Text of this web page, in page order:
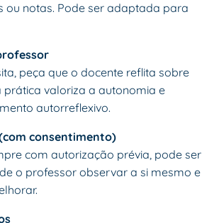
ou notas. Pode ser adaptada para
peça que o docente reflita sobre
prática valoriza a autonomia e
autorreflexivo.
consentimento)
com autorização prévia, pode ser
o professor observar a si mesmo e